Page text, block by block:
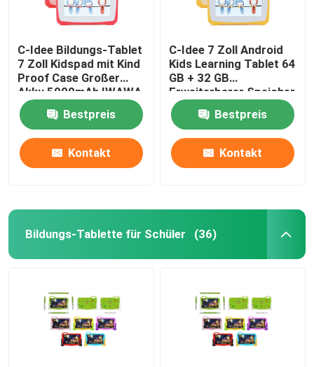
C-Idee Bildungs-Tablet
7 Zoll Kidspad mit Kind
Proof Case Großer
Akku 5000mAh IWAWA
Vorinstalliert CM80Red
Bestpreis
Kontakt
C-Idee 7 Zoll Android
Kids Learning Tablet 64
GB + 32 GB
Erweiterbarer Speicher
HD Dual Kamera 2MP +
2MP CM80 Gelb
Bestpreis
Kontakt
Bildungs-Tablette für Schüler (36)